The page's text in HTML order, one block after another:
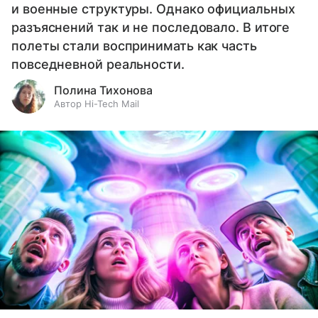
и военные структуры. Однако официальных
разъяснений так и не последовало. В итоге
полеты стали воспринимать как часть
повседневной реальности.
Полина Тихонова
Автор Hi-Tech Mail